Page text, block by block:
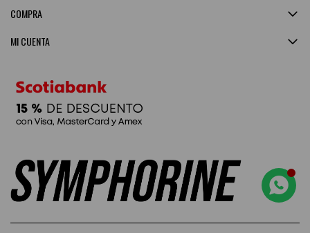
MI CUENTA
COMPRA